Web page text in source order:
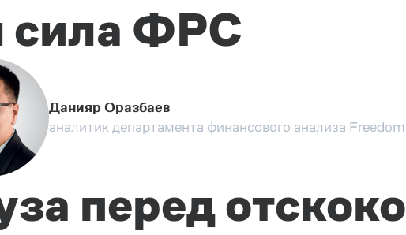
сила ФРС
Данияр Оразбаев
аналитик департамента финансового анализа
перед